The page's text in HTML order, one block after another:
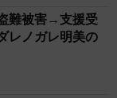
難被害→支援受
ノガレ明美の